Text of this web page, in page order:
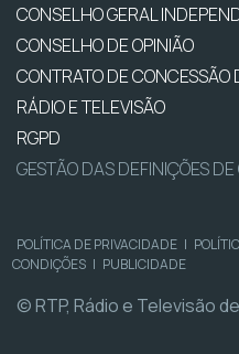
CONSELHO GERAL
CONSELHO DE OPINIÃO
CONTRATO DE CONCESSÃO
RÁDIO E TELEVISÃO
RGPD
GESTÃO DAS DEFINIÇÕES DE
POLÍTICA DE PRIVACIDADE |
CONDIÇÕES | PUBLICIDADE
© RTP, Rádio e Televisão